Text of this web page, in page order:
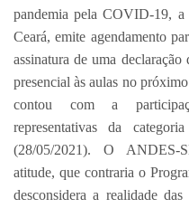
pandemia pela COVID-19, a
Ceará, emite agendamento
assinatura de uma
presencial às aulas no
contou com a
representativas da
(28/05/2021). O ANDES-
atitude, que contraria o
desconsidera a realidade